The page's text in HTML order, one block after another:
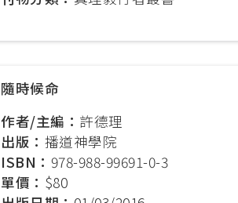
隨時候命
作者/主編： 許德理
出版： 播道神學院
ISBN： 978-988-99691-0-3
單價： $80